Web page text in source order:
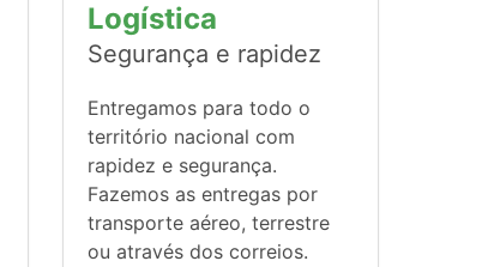
Logística
Segurança e rapidez
Entregamos para todo o
território nacional com
rapidez e segurança.
Fazemos as entregas por
transporte aéreo, terrestre
ou através dos correios.